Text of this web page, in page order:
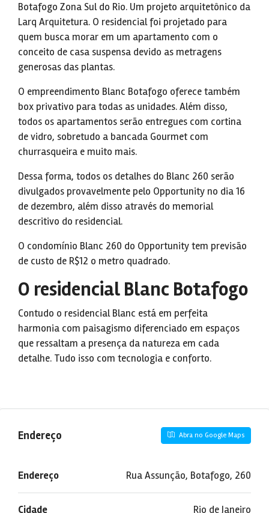
Botafogo Zona Sul do Rio. Um projeto arquitetônico da
Larq Arquitetura. O residencial foi projetado para
quem busca morar em um apartamento com o
conceito de casa suspensa devido as metragens
generosas das plantas.
O empreendimento Blanc Botafogo oferece também
box privativo para todas as unidades. Além disso,
todos os apartamentos serão entregues com cortina
de vidro, sobretudo a bancada Gourmet com
churrasqueira e muito mais.
Dessa forma, todos os detalhes do Blanc 260 serão
divulgados provavelmente pelo Opportunity no dia 16
de dezembro, além disso através do memorial
descritivo do residencial.
O condomínio Blanc 260 do Opportunity tem previsão
de custo de R$12 o metro quadrado.
O residencial Blanc Botafogo
Contudo o residencial Blanc está em perfeita
harmonia com paisagismo diferenciado em espaços
que ressaltam a presença da natureza em cada
detalhe. Tudo isso com tecnologia e conforto.
Endereço Abra no Google Maps
Endereço Rua Assunção, Botafogo, 260
Cidade Rio de Janeiro